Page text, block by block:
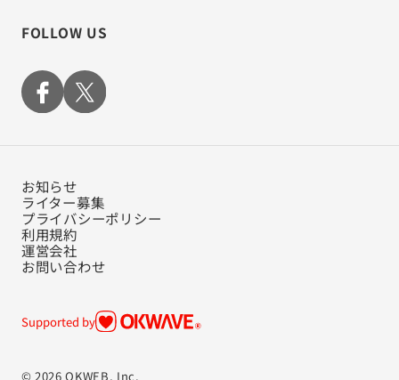
FOLLOW US
お知らせ
ライター募集
プライバシーポリシー
利用規約
運営会社
お問い合わせ
Supported by
© 2026 OKWEB, Inc.